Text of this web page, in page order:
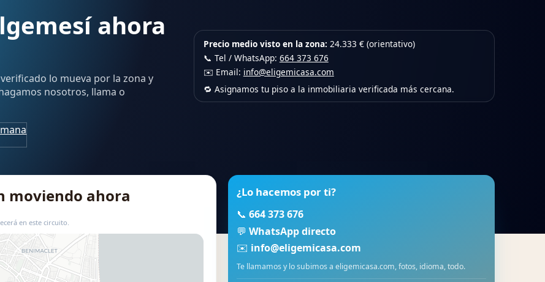
ahora
lo mueva por la zona y
nosotros, llama o
Precio medio visto en la zona: 24.333 € (orientativo)
📞 Tel / WhatsApp: 664 373 676
✉️ Email: info@eligemicasa.com
🔁 Asignamos tu piso a la inmobiliaria verificada más cercana.
moviendo ahora
en este circuito.
¿Lo hacemos por ti?
📞664 373 676
💬WhatsApp directo
✉️ info@eligemicasa.com
Te llamamos y lo subimos a eligemicasa.com, fotos, idioma, todo.